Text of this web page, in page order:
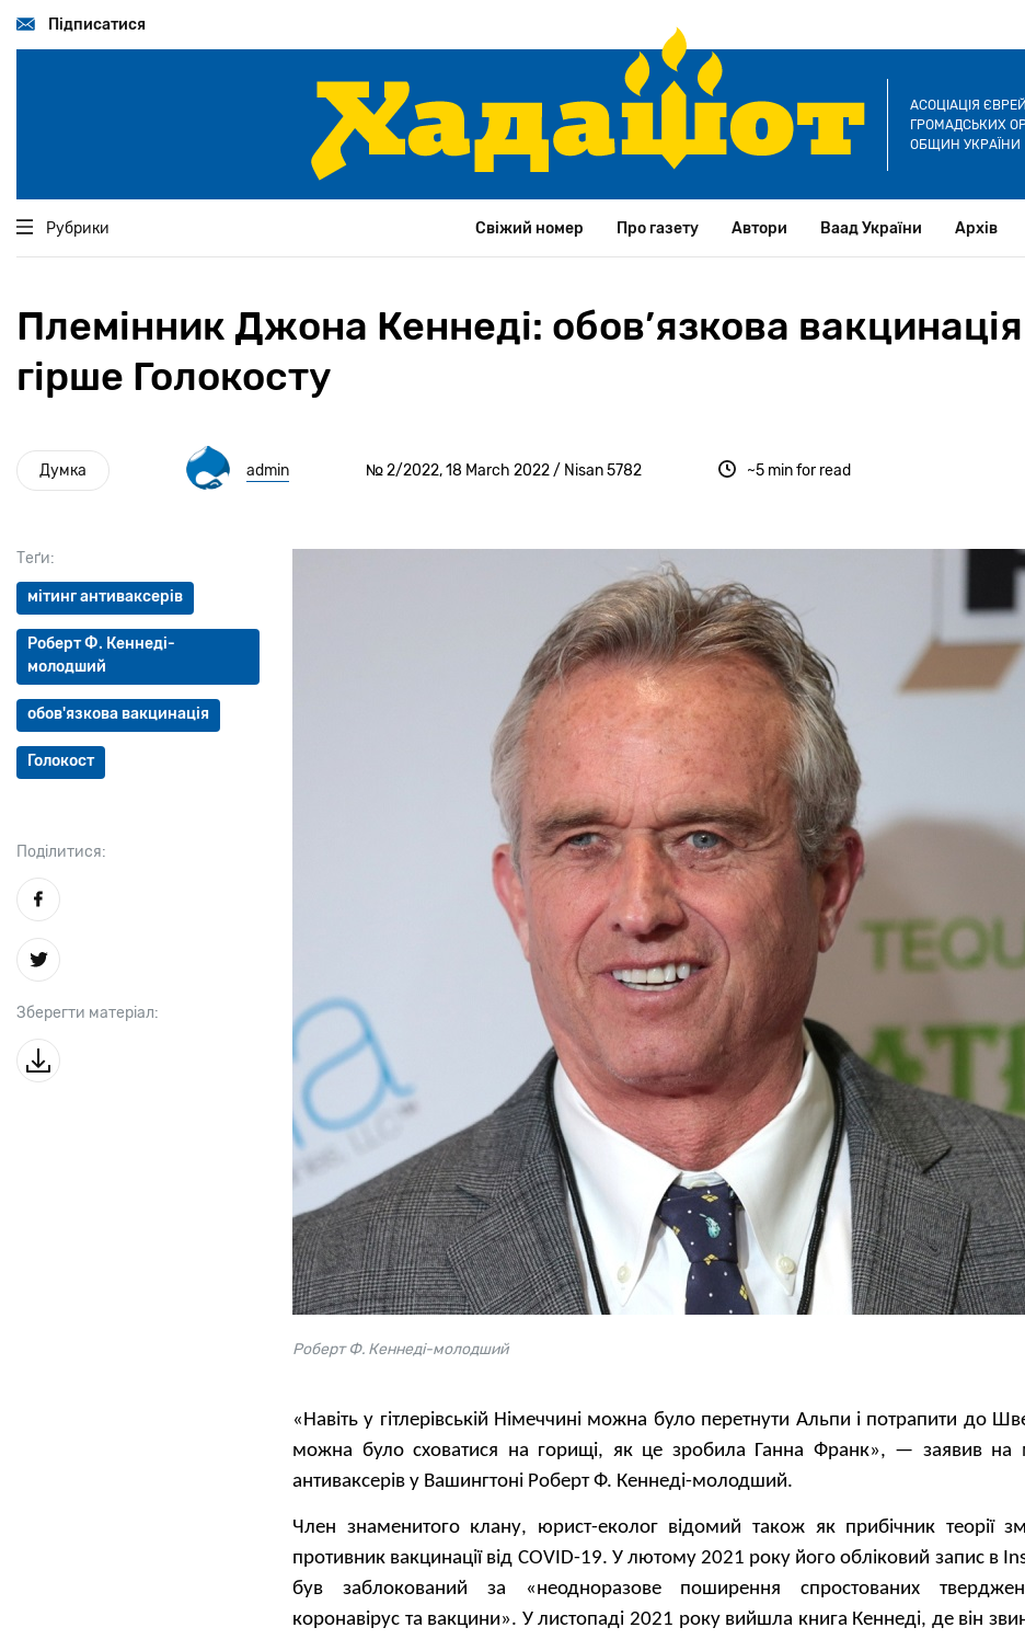
основногоПідписатися
АСОЦІАЦІЯ
ГРОМАДСЬКИХ
ОБЩИН УКРАЇНИ
Рубрики Свіжий номер Про газету Автори Ваад України Архів
Племінник Джона Кеннеді: обов’язкова вакцинація
гірше Голокосту
Думка admin № 2/2022, 18 March 2022 / Nisan 5782 ~5 min for read
Теґи:
мітинг антиваксерів
Роберт Ф. Кеннеді-
молодший
обов'язкова вакцинація
Голокост
Поділитися:
Зберегти матеріал:
Роберт Ф. Кеннеді-молодший
«Навіть у гітлерівській Німеччині можна було перетнути Альпи і потрапити до
можна було сховатися на горищі, як це зробила Ганна Франк», — заявив на
антиваксерів у Вашингтоні Роберт Ф. Кеннеді-молодший.
Член знаменитого клану, юрист-еколог відомий також як прибічник теорії
противник вакцинації від COVID-19. У лютому 2021 року його обліковий запис в
був заблокований за «неодноразове поширення спростованих
коронавірус та вакцини». У листопаді 2021 року вийшла книга Кеннеді, де він